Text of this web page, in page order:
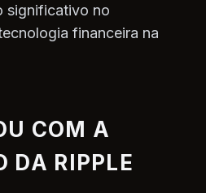
significativo no
financeira na
COM A
DA RIPPLE